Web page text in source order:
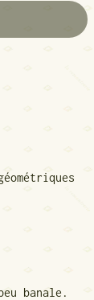
banale.